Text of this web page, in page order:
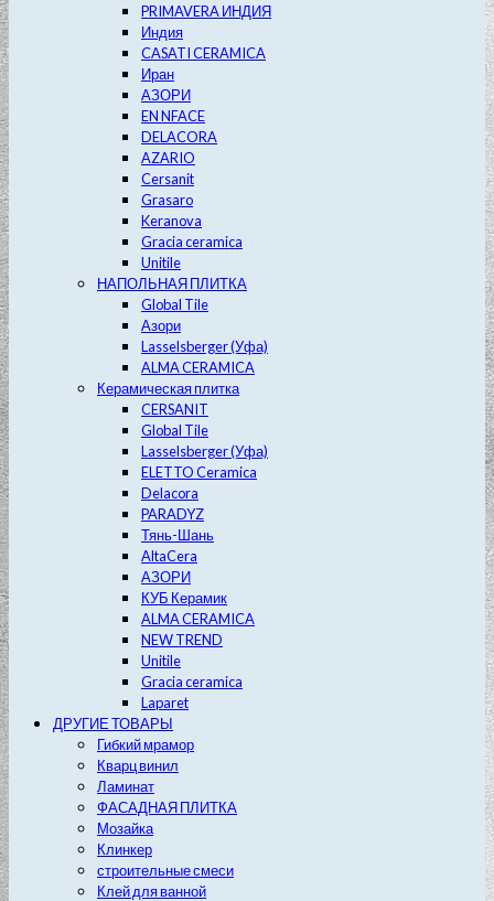
PRIMAVERA ИНДИЯ
Индия
CASATI CERAMICA
Иран
АЗОРИ
EN NFACE
DELACORA
AZARIO
Cersanit
Grasaro
Keranova
Gracia ceramica
Unitile
НАПОЛЬНАЯ ПЛИТКА
Global Tile
Азори
Lasselsberger (Уфа)
ALMA CERAMICA
Керамическая плитка
CERSANIT
Global Tile
Lasselsberger (Уфа)
ELETTO Ceramica
Delacora
PARADYZ
Тянь-Шань
AltaCera
АЗОРИ
КУБ Керамик
ALMA CERAMICA
NEW TREND
Unitile
Gracia ceramica
Laparet
ДРУГИЕ ТОВАРЫ
Гибкий мрамор
Кварц винил
Ламинат
ФАСАДНАЯ ПЛИТКА
Мозайка
Клинкер
строительные смеси
Клей для ванной